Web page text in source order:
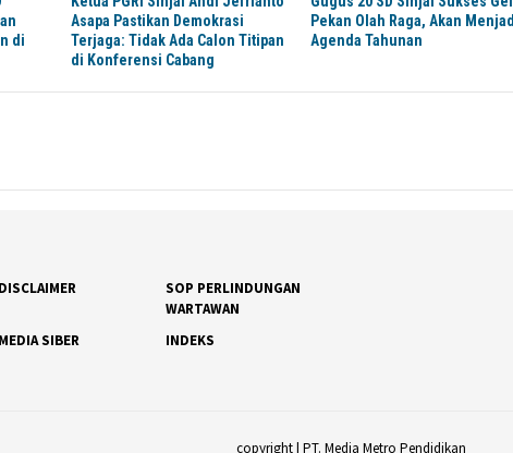
di
Asapa Pastikan Demokrasi
Terjaga: Tidak Ada Calon Titipan
di Konferensi Cabang
Pekan Olah Raga, Akan
Agenda Tahunan
DISCLAIMER
SOP PERLINDUNGAN
WARTAWAN
MEDIA SIBER INDEKS
copyright | PT. Media Metro Pendidikan